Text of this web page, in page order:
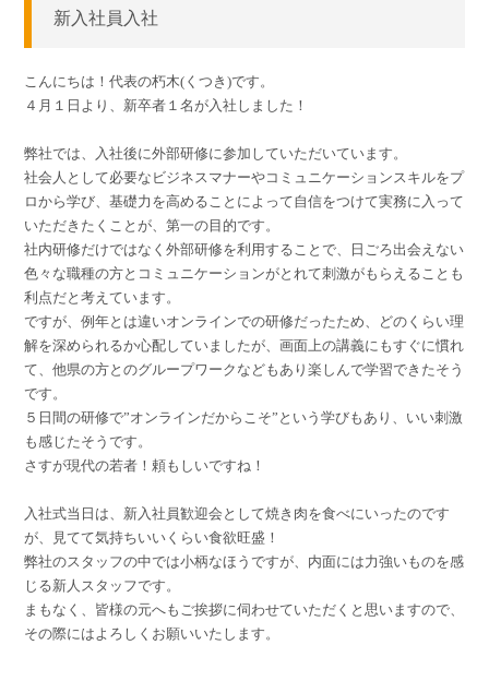
新入社員入社
こんにちは！代表の朽木(くつき)です。
４月１日より、新卒者１名が入社しました！
弊社では、入社後に外部研修に参加していただいています。
社会人として必要なビジネスマナーやコミュニケーションスキルをプ
ロから学び、基礎力を高めることによって自信をつけて実務に入って
いただきたくことが、第一の目的です。
社内研修だけではなく外部研修を利用することで、日ごろ出会えない
色々な職種の方とコミュニケーションがとれて刺激がもらえることも
利点だと考えています。
ですが、例年とは違いオンラインでの研修だったため、どのくらい理
解を深められるか心配していましたが、画面上の講義にもすぐに慣れ
て、他県の方とのグループワークなどもあり楽しんで学習できたそう
です。
５日間の研修で”オンラインだからこそ”という学びもあり、いい刺激
も感じたそうです。
さすが現代の若者！頼もしいですね！
入社式当日は、新入社員歓迎会として焼き肉を食べにいったのです
が、見てて気持ちいいくらい食欲旺盛！
弊社のスタッフの中では小柄なほうですが、内面には力強いものを感
じる新人スタッフです。
まもなく、皆様の元へもご挨拶に伺わせていただくと思いますので、
その際にはよろしくお願いいたします。